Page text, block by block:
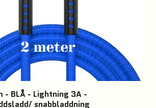
- BLÅ - Lightning 3A -
snabbladdning